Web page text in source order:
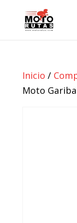
Inicio /
Moto